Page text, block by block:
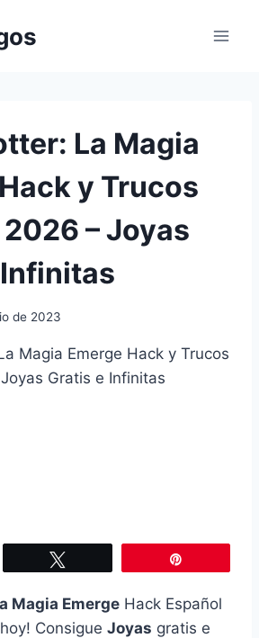
La Magia
y Trucos
– Joyas
de 2023
Magia Emerge Hack Español
Consigue Joyas gratis e